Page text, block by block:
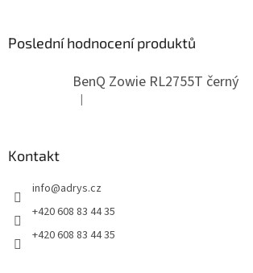
Poslední hodnocení produktů
BenQ Zowie RL2755T černý
Hodnocení produktu je 5 z 5 hvězdiček.
|
Kontakt
info@adrys.cz
+420 608 83 44 35
+420 608 83 44 35